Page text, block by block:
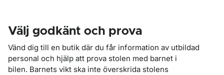
Välj godkänt och prova
Vänd dig till en butik där du får information av utbildad
personal och hjälp att prova stolen med barnet i
bilen. Barnets vikt ska inte överskrida stolens